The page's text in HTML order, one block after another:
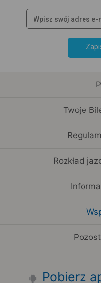
Twoje
Rozkład
Pobierz